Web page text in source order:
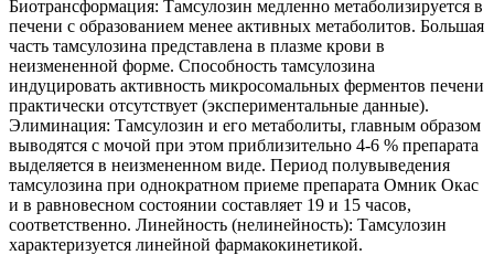
Биотрансформация: Тамсулозин медленно метаболизируется в
печени с образованием менее активных метаболитов. Большая
часть тамсулозина представлена в плазме крови в
неизмененной форме. Способность тамсулозина
индуцировать активность микросомальных ферментов печени
практически отсутствует (экспериментальные данные).
Элиминация: Тамсулозин и его метаболиты, главным образом
выводятся с мочой при этом приблизительно 4-6 % препарата
выделяется в неизмененном виде. Период полувыведения
тамсулозина при однократном приеме препарата Омник Окас
и в равновесном состоянии составляет 19 и 15 часов,
соответственно. Линейность (нелинейность): Тамсулозин
характеризуется линейной фармакокинетикой.